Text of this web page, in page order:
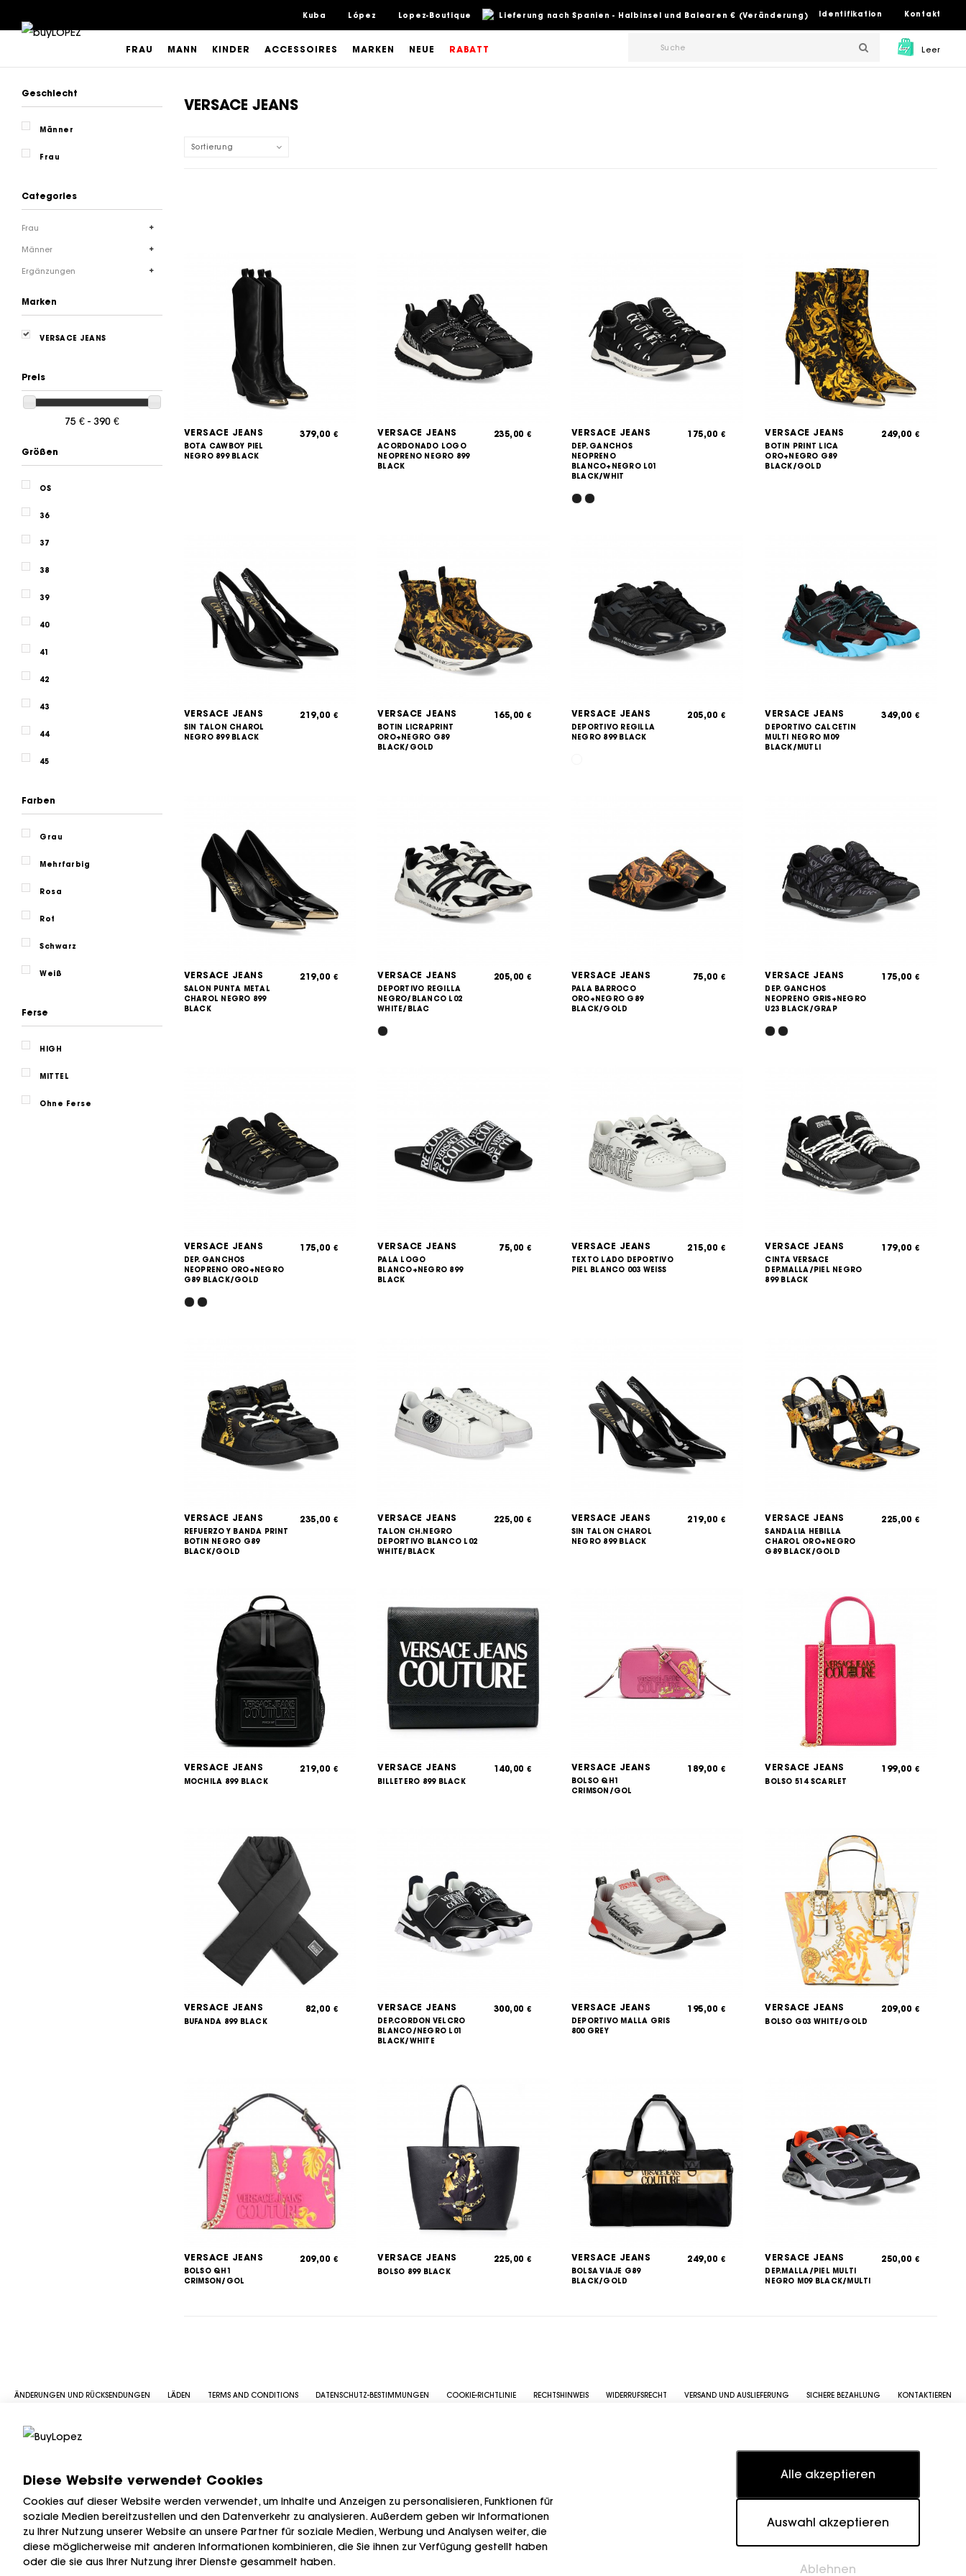
Kontakt
Identifikation
Lieferung nach Spanien - Halbinsel und Balearen € (Veränderung)
Kuba López Lopez-Boutique
Leer
FRAU MANN KINDER ACCESSOIRES MARKEN NEUE RABATT
VERSACE JEANS
Sortierung
VERSACE JEANS
BOTA CAWBOY PIEL
NEGRO 899 BLACK
379,00 € VERSACE JEANS
ACORDONADO LOGO
NEOPRENO NEGRO 899
BLACK
235,00€ VERSACE JEANS
DEP. GANCHOS
NEOPRENO
BLANCO+NEGRO L01
BLACK/WHIT
175,00 € VERSACE JEANS
BOTIN PRINT LICA
ORO+NEGRO G89
BLACK/GOLD
249,00 €
VERSACE JEANS
SIN TALON CHAROL
NEGRO 899 BLACK
219,00 € VERSACE JEANS
BOTIN LICRAPRINT
ORO+NEGRO G89
BLACK/GOLD
165,00€ VERSACE JEANS
DEPORTIVO REGILLA
NEGRO 899 BLACK
205,00 € VERSACE JEANS
DEPORTIVO CALCETIN
MULTI NEGRO M09
BLACK/MUTLI
349,00 €
VERSACE JEANS
SALON PUNTA METAL
CHAROL NEGRO 899
BLACK
219,00 € VERSACE JEANS
DEPORTIVO REGILLA
NEGRO/BLANCO L02
WHITE/BLAC
205,00€ VERSACE JEANS
PALA BARROCO
ORO+NEGRO G89
BLACK/GOLD
75,00 € VERSACE JEANS
DEP. GANCHOS
NEOPRENO GRIS+NEGRO
U23 BLACK/GRAP
175,00 €
VERSACE JEANS
DEP. GANCHOS
NEOPRENO ORO+NEGRO
G89 BLACK/GOLD
175,00 € VERSACE JEANS
PALA LOGO
BLANCO+NEGRO 899
BLACK
75,00€ VERSACE JEANS
TEXTO LADO DEPORTIVO
PIEL BLANCO 003 WEISS
215,00 € VERSACE JEANS
CINTA VERSACE
DEP.MALLA/PIEL NEGRO
899 BLACK
179,00 €
VERSACE JEANS
REFUERZO Y BANDA PRINT
BOTIN NEGRO G89
BLACK/GOLD
235,00 € VERSACE JEANS
TALON CH.NEGRO
DEPORTIVO BLANCO L02
WHITE/BLACK
225,00€ VERSACE JEANS
SIN TALON CHAROL
NEGRO 899 BLACK
219,00 € VERSACE JEANS
SANDALIA HEBILLA
CHAROL ORO+NEGRO
G89 BLACK/GOLD
225,00 €
VERSACE JEANS
MOCHILA 899 BLACK
219,00 € VERSACE JEANS
BILLETERO 899 BLACK
140,00€ VERSACE JEANS
BOLSO QH1
CRIMSON/GOL
189,00 € VERSACE JEANS
BOLSO 514 SCARLET
199,00 €
VERSACE JEANS
BUFANDA 899 BLACK
82,00 € VERSACE JEANS
DEP.CORDON VELCRO
BLANCO/NEGRO L01
BLACK/WHITE
300,00€ VERSACE JEANS
DEPORTIVO MALLA GRIS
800 GREY
195,00 € VERSACE JEANS
BOLSO G03 WHITE/GOLD
209,00 €
VERSACE JEANS
BOLSO QH1
CRIMSON/GOL
209,00 € VERSACE JEANS
BOLSO 899 BLACK
225,00€ VERSACE JEANS
BOLSA VIAJE G89
BLACK/GOLD
249,00 € VERSACE JEANS
DEP.MALLA/PIEL MULTI
NEGRO M09 BLACK/MULTI
250,00 €
Geschlecht
Männer
Frau
Categories
Frau
Männer
Ergänzungen
Marken
VERSACE JEANS
Preis
75 € - 390 €
Größen
OS
36
37
38
39
40
41
42
43
44
45
Farben
Grau
Mehrfarbig
Rosa
Rot
Schwarz
Weiß
Ferse
HIGH
MITTEL
Ohne Ferse
ÄNDERUNGEN UND RÜCKSENDUNGEN LÄDEN TERMS AND CONDITIONS DATENSCHUTZ-BESTIMMUNGEN COOKIE-RICHTLINIE RECHTSHINWEIS WIDERRUFSRECHT VERSAND UND AUSLIEFERUNG SICHERE BEZAHLUNG KONTAKTIEREN
COPYRIGHT @ 2017 GREAT STORE. ALL RIGHTS RESERVED.
Diese Website verwendet Cookies
Cookies auf dieser Website werden verwendet, um Inhalte und Anzeigen zu personalisieren, Funktionen für
soziale Medien bereitzustellen und den Datenverkehr zu analysieren. Außerdem geben wir Informationen
zu Ihrer Nutzung unserer Website an unsere Partner für soziale Medien, Werbung und Analysen weiter, die
diese möglicherweise mit anderen Informationen kombinieren, die Sie ihnen zur Verfügung gestellt haben
oder die sie aus Ihrer Nutzung ihrer Dienste gesammelt haben.
Alle akzeptieren
Auswahl akzeptieren
Ablehnen